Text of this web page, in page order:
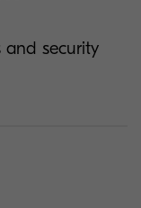
and security